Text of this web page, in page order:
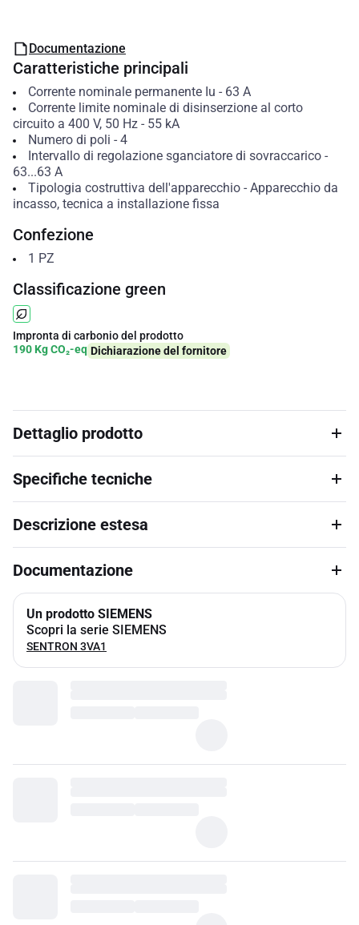
Documentazione
Caratteristiche principali
Corrente nominale permanente Iu - 63 A
Corrente limite nominale di disinserzione al corto
circuito a 400 V, 50 Hz - 55 kA
Numero di poli - 4
Intervallo di regolazione sganciatore di sovraccarico-
63...63 A
Tipologia costruttiva dell'apparecchio- Apparecchio da
incasso, tecnica a installazione fissa
Confezione
1 PZ
Classificazione green
Impronta di carbonio del prodotto
190 Kg CO₂-eq Dichiarazione del fornitore
Dettaglio prodotto
Specifiche tecniche
Descrizione estesa
Documentazione
Un prodotto SIEMENS
Scopri la serie SIEMENS
SENTRON 3VA1